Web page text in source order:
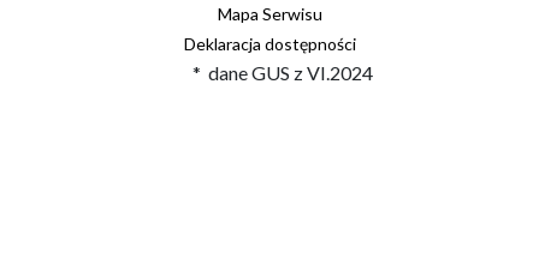
Mapa Serwisu
Deklaracja dostępności
* dane GUS z VI.2024